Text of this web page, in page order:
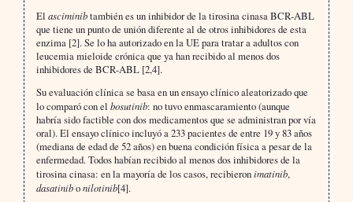
El asciminibtambién es un inhibidor de la tirosina cinasa BCR-ABL
que tiene un punto de unión diferente al de otros inhibidores de esta
enzima [2]. Se lo ha autorizado en la UE para tratar a adultos con
leucemia mieloide crónica que ya han recibido al menos dos
inhibidores de BCR-ABL [2,4].
Su evaluación clínica se basa en un ensayo clínico aleatorizado que
lo comparó con el bosutinib: no tuvo enmascaramiento (aunque
habría sido factible con dos medicamentos que se administran por vía
oral). El ensayo clínico incluyó a 233 pacientes de entre 19 y 83 años
(mediana de edad de 52 años) en buena condición física a pesar de la
enfermedad. Todos habían recibido al menos dos inhibidores de la
tirosina cinasa: en la mayoría de los casos, recibieronimatinib,
dasatinibonilotinib[4].